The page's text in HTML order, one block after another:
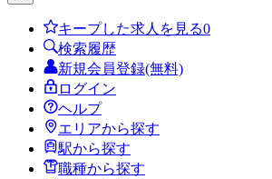
キープした求人を見る0
検索履歴
新規会員登録(無料)
ログイン
ヘルプ
エリアから探す
駅から探す
職種から探す